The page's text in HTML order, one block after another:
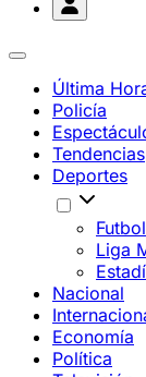
Última
Policía
Tendencias
Deportes
Futbol
Liga
Nacional
Economía
Política